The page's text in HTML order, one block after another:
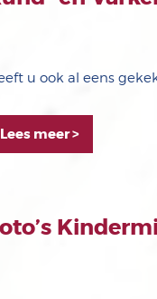
u ook al eens
Lees meer >